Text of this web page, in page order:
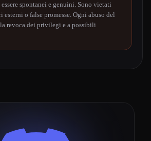
spontanei e genuini. Sono vietati
o false promesse. Ogni abuso del
revoca dei privilegi e a possibili